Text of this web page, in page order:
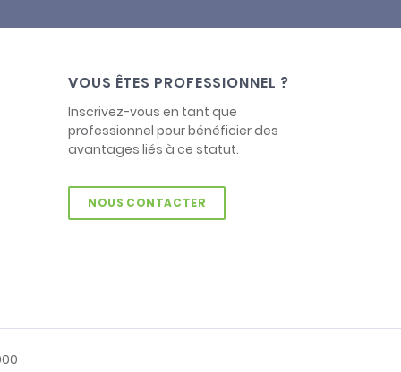
VOUS ÊTES PROFESSIONNEL ?
Inscrivez-vous en tant que
professionnel pour bénéficier des
avantages liés à ce statut.
NOUS CONTACTER